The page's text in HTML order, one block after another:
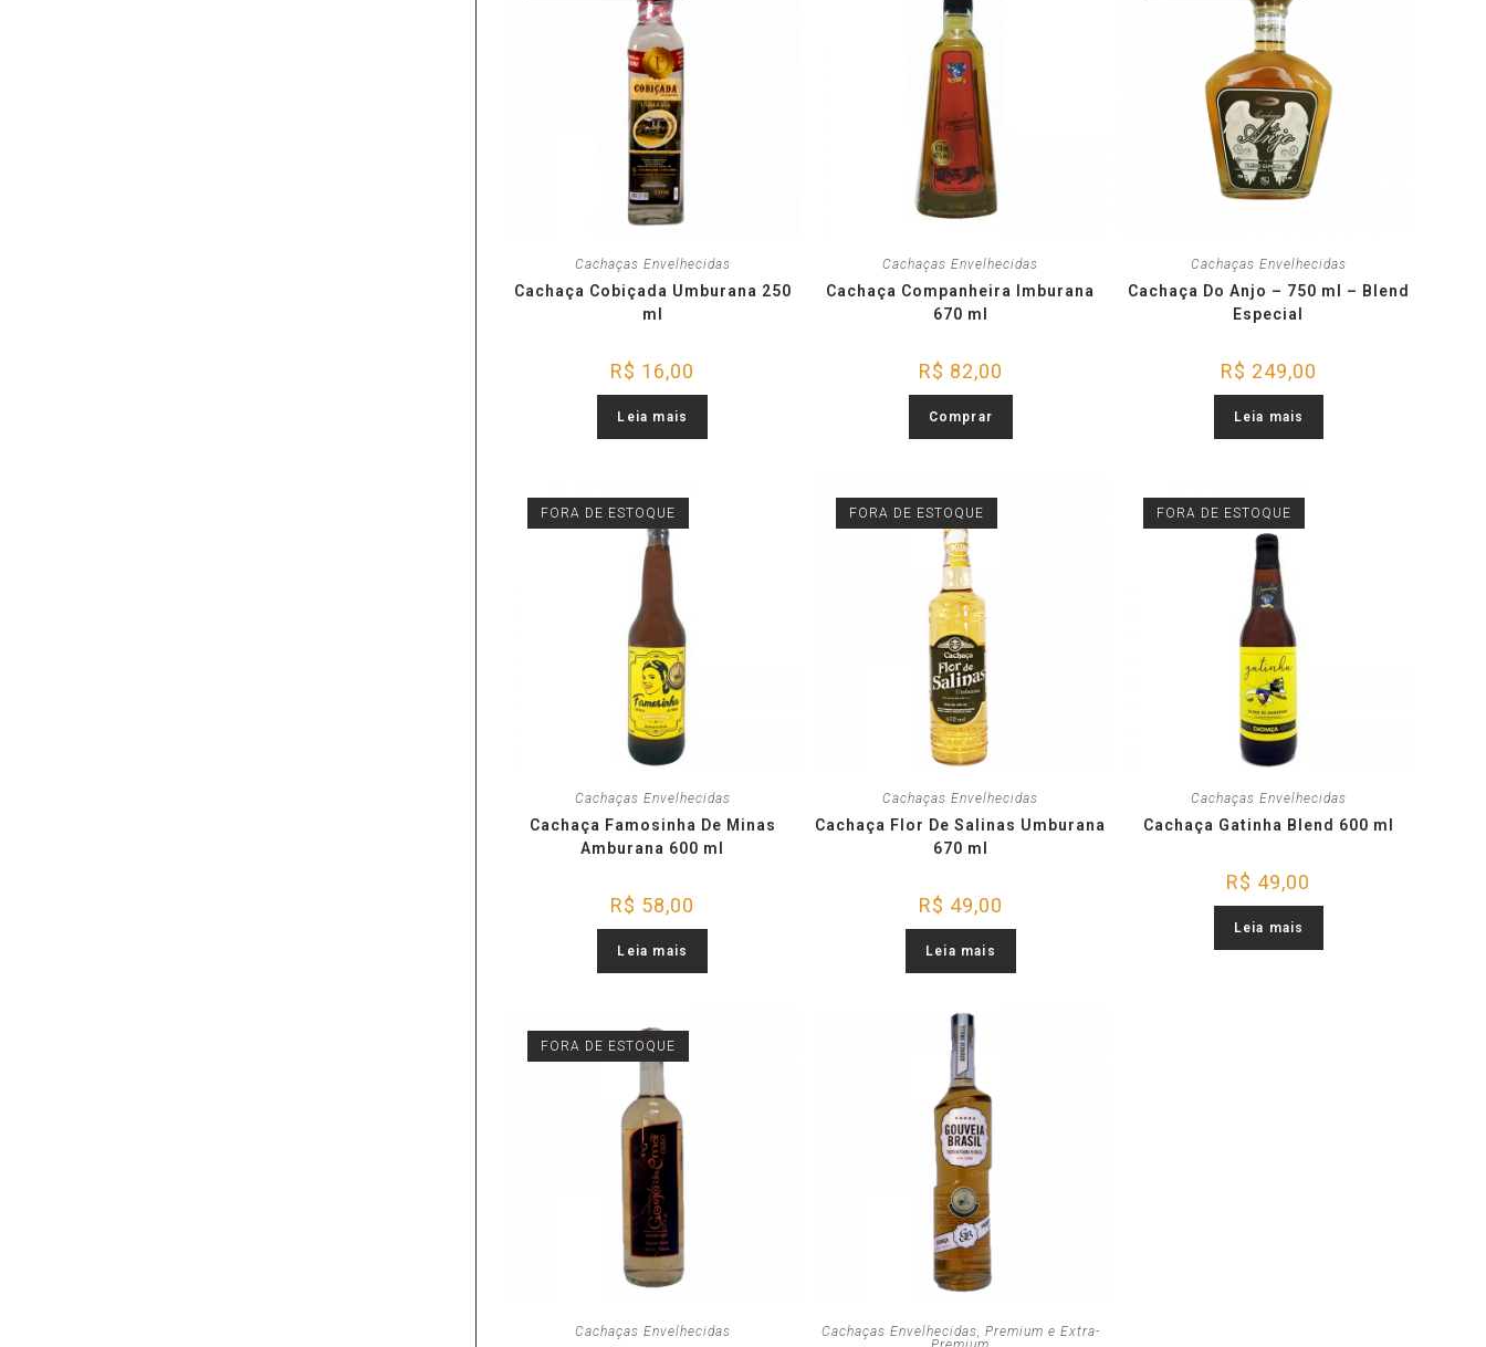
Cachaças Envelhecidas
Cachaça Cobiçada Umburana 250
ml
R$ 16,00
Leia mais
Cachaças Envelhecidas
Cachaça Companheira Imburana
670 ml
R$ 82,00
Comprar
Cachaças Envelhecidas
Cachaça Do Anjo – 750 ml – Blend
Especial
R$ 249,00
Leia mais
FORA DE ESTOQUE
Cachaças Envelhecidas
Cachaça Famosinha De Minas
Amburana 600 ml
R$ 58,00
Leia mais
FORA DE ESTOQUE
Cachaças Envelhecidas
Cachaça Flor De Salinas Umburana
670 ml
R$ 49,00
Leia mais
FORA DE ESTOQUE
Cachaças Envelhecidas
Cachaça Gatinha Blend 600 ml
R$ 49,00
Leia mais
FORA DE ESTOQUE
Cachaças Envelhecidas Cachaças Envelhecidas, Premium e Extra-